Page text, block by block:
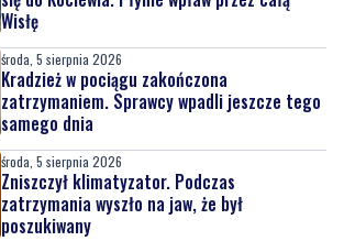
Wisłę
środa, 5 sierpnia 2026
Kradzież w pociągu zakończona
zatrzymaniem. Sprawcy wpadli jeszcze tego
samego dnia
środa, 5 sierpnia 2026
Zniszczył klimatyzator. Podczas
zatrzymania wyszło na jaw, że był
poszukiwany